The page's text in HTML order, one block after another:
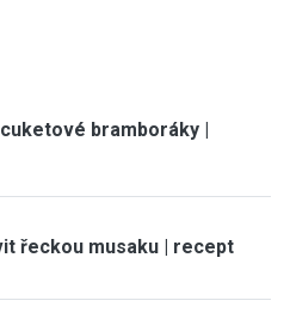
bramboráky |
řeckou musaku | recept